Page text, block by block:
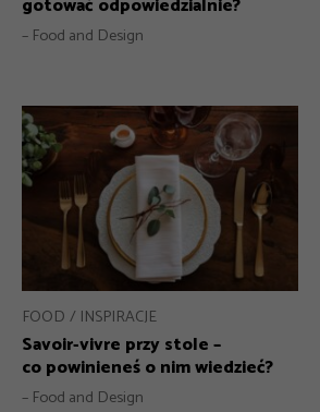
gotować odpowiedzialnie?
– Food and Design
FOOD INSPIRACJE
Savoir-vivre przy stole –
co powinieneś o nim wiedzieć?
– Food and Design